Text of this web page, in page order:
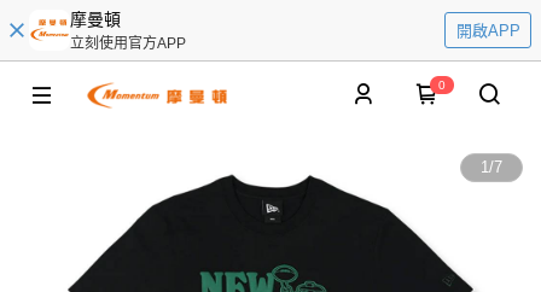
摩曼頓
立刻使用官方APP
開啟APP
0
1/7